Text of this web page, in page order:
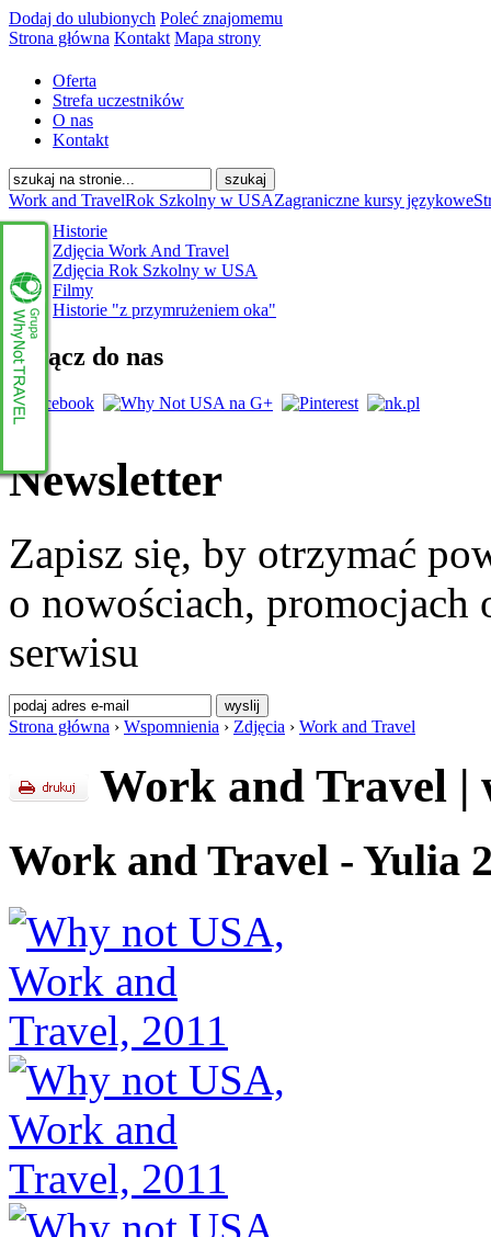
Dodaj do ulubionych Poleć znajomemu
Strona główna Kontakt Mapa strony
Oferta
Strefa uczestników
O nas
Kontakt
Work and TravelRok Szkolny w USAZagraniczne kursy językowe
Historie
Zdjęcia Work And Travel
Zdjęcia Rok Szkolny w USA
Filmy
Historie "z przymrużeniem oka"
Dołącz do nas
Newsletter
Zapisz się, by otrzymać
o nowościach, promocjach
serwisu
Strona główna › Wspomnienia › Zdjęcia › Work and Travel
Work and Travel |
Work and Travel - Yulia
www.whynottravel.pl